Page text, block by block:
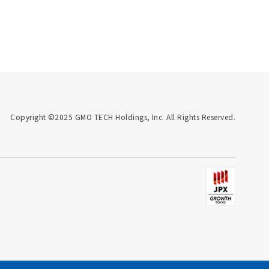
Copyright ©2025 GMO TECH Holdings, Inc. All Rights Reserved.